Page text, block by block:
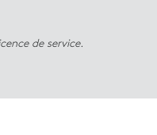
et obtenez des
l’efficacité
de service.